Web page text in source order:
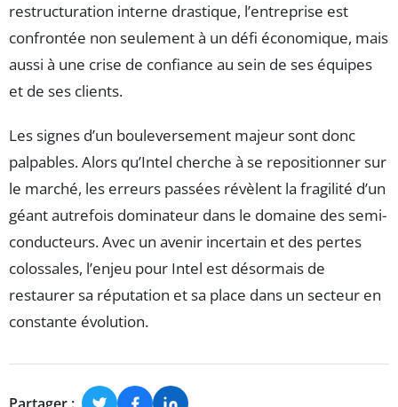
restructuration interne drastique, l’entreprise est
confrontée non seulement à un défi économique, mais
aussi à une crise de confiance au sein de ses équipes
et de ses clients.
Les signes d’un bouleversement majeur sont donc
palpables. Alors qu’Intel cherche à se repositionner sur
le marché, les erreurs passées révèlent la fragilité d’un
géant autrefois dominateur dans le domaine des semi-
conducteurs. Avec un avenir incertain et des pertes
colossales, l’enjeu pour Intel est désormais de
restaurer sa réputation et sa place dans un secteur en
constante évolution.